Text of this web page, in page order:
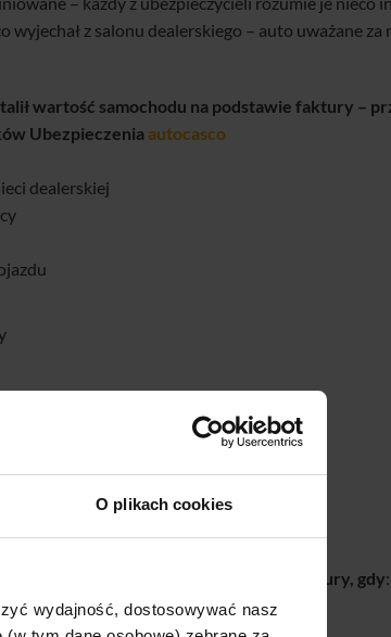
O plikach cookies
wydajność, dostosowywać nasz
z salonu dealerskiego – auto uważane za
wartość samochodu na podstawie faktury –
Ubezpieczenia autocasco
dealerskiej
sumy ubezpieczenia
zostanie ustalona na podstawie faktury, gdy: